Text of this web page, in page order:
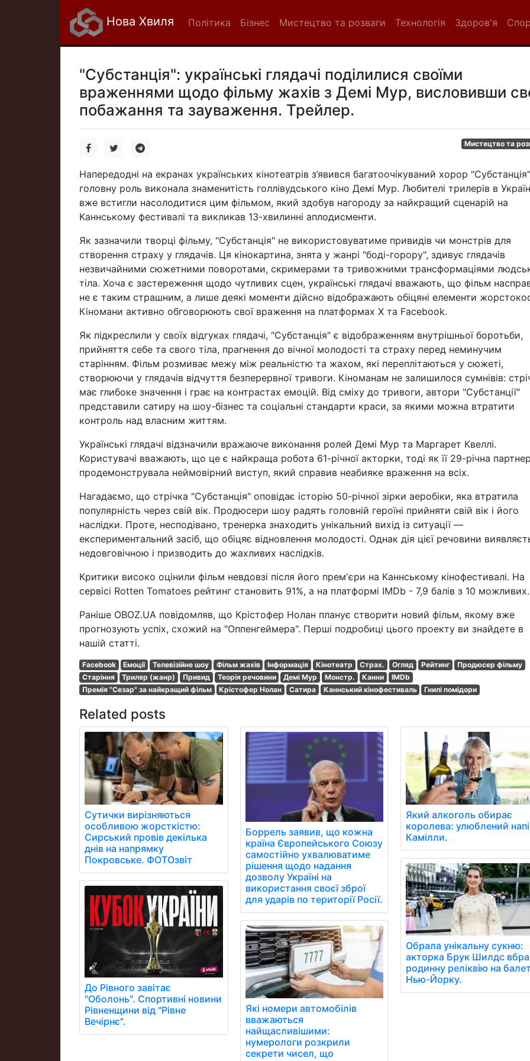
Нова Хвиля Політика Бізнес Мистецтво та розваги Технологія Здоров'я
"Субстанція": українські глядачі поділилися своїми
враженнями щодо фільму жахів з Демі Мур, висловивши
побажання та зауваження. Трейлер.
Мистецтво та
Напередодні на екранах українських кінотеатрів з’явився багатоочікуваний хорор
головну роль виконала знаменитість голлівудського кіно Демі Мур. Любителі трилерів в
вже встигли насолодитися цим фільмом, який здобув нагороду за найкращий сценарій на
Каннському фестивалі та викликав 13-хвилинні аплодисменти.
Як зазначили творці фільму, "Субстанція" не використовуватиме привидів чи монстрів для
створення страху у глядачів. Ця кінокартина, знята у жанрі "боді-горору", здивує глядачів
незвичайними сюжетними поворотами, скримерами та тривожними трансформаціями
тіла. Хоча є застереження щодо чутливих сцен, українські глядачі вважають, що фільм
не є таким страшним, а лише деякі моменти дійсно відображають обіцяні елементи
Кіномани активно обговорюють свої враження на платформах Х та Facebook.
Як підкреслили у своїх відгуках глядачі, "Субстанція" є відображенням внутрішньої боротьби,
прийняття себе та свого тіла, прагнення до вічної молодості та страху перед неминучим
старінням. Фільм розмиває межу між реальністю та жахом, які переплітаються у сюжеті,
створюючи у глядачів відчуття безперервної тривоги. Кіноманам не залишилося сумнівів:
має глибоке значення і грає на контрастах емоцій. Від сміху до тривоги, автори "Субстанції"
представили сатиру на шоу-бізнес та соціальні стандарти краси, за якими можна втратити
контроль над власним життям.
Українські глядачі відзначили вражаюче виконання ролей Демі Мур та Маргарет Квеллі.
Користувачі вважають, що це є найкраща робота 61-річної акторки, тоді як її 29-річна
продемонструвала неймовірний виступ, який справив неабияке враження на всіх.
Нагадаємо, що стрічка "Субстанція" оповідає історію 50-річної зірки аеробіки, яка втратила
популярність через свій вік. Продюсери шоу радять головній героїні прийняти свій вік і його
наслідки. Проте, несподівано, тренерка знаходить унікальний вихід із ситуації —
експериментальний засіб, що обіцяє відновлення молодості. Однак дія цієї речовини
недовговічною і призводить до жахливих наслідків.
Критики високо оцінили фільм невдовзі після його прем'єри на Каннському кінофестивалі. На
сервісі Rotten Tomatoes рейтинг становить 91%, а на платформі IMDb - 7,9 балів з 10 можливих.
Раніше OBOZ.UA повідомляв, що Крістофер Нолан планує створити новий фільм, якому вже
прогнозують успіх, схожий на "Оппенгеймера". Перші подробиці цього проекту ви знайдете в
нашій статті.
Facebook Емоції Телевізійне шоу Фільм жахів Інформація Кінотеатр Страх. Огляд Рейтинг
Продюсер фільму
Старіння
Трилер (жанр) Привид Теорія речовини Демі Мур Монстр. Канни
IMDb
Премія "Сезар" за найкращий фільм
Крістофер Нолан Сатира Каннський кінофестиваль Гнилі помідори
Related posts
Сутички вирізняються
особливою жорсткістю:
Сирський провів декілька
днів на напрямку
Покровське. ФОТОзвіт
До Рівного завітає
"Оболонь". Спортивні новини
Рівненщини від "Рівне
Вечірнє".
Боррель заявив, що кожна
країна Європейського Союзу
самостійно ухвалюватиме
рішення щодо надання
дозволу Україні на
використання своєї зброї
для ударів по території Росії.
Які номери автомобілів
вважаються
найщасливішими:
нумерологи розкрили
секрети чисел, що
Який алкоголь обирає
королева: улюблений
Камілли.
Обрала унікальну сукню:
акторка Брук Шилдс
родинну реліквію на
Нью-Йорку.